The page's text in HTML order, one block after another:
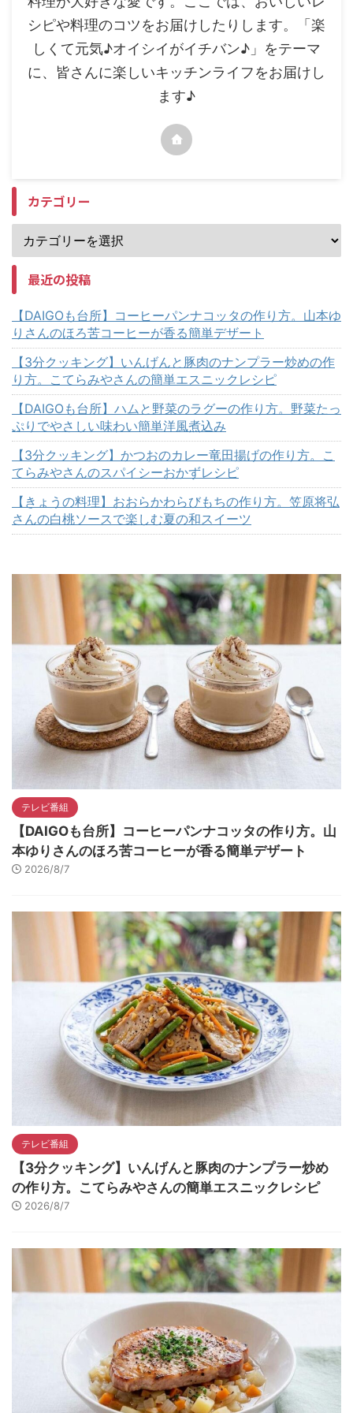
シピや料理のコツをお届けしたりします。「楽
しくて元気♪オイシイがイチバン♪」をテーマ
に、皆さんに楽しいキッチンライフをお届けし
ます♪
カテゴリー
最近の投稿
【DAIGOも台所】コーヒーパンナコッタの作り方。山本ゆ
りさんのほろ苦コーヒーが香る簡単デザート
【3分クッキング】いんげんと豚肉のナンプラー炒めの作
り方。こてらみやさんの簡単エスニックレシピ
【DAIGOも台所】ハムと野菜のラグーの作り方。野菜たっ
ぷりでやさしい味わい簡単洋風煮込み
【3分クッキング】かつおのカレー竜田揚げの作り方。こ
てらみやさんのスパイシーおかずレシピ
【きょうの料理】おおらかわらびもちの作り方。笠原将弘
さんの白桃ソースで楽しむ夏の和スイーツ
テレビ番組
【DAIGOも台所】コーヒーパンナコッタの作り方。山
本ゆりさんのほろ苦コーヒーが香る簡単デザート
2026/8/7
テレビ番組
【3分クッキング】いんげんと豚肉のナンプラー炒め
の作り方。こてらみやさんの簡単エスニックレシピ
2026/8/7